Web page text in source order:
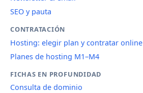
SEO y pauta
CONTRATACIÓN
Hosting: elegir plan y contratar online
Planes de hosting M1–M4
FICHAS EN PROFUNDIDAD
Consulta de dominio